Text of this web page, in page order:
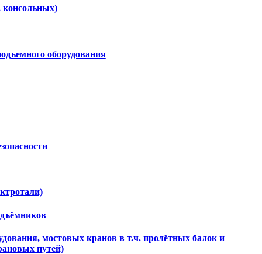
консольных)
оборудования
мостовых кранов в т.ч. пролётных балок и
путей)